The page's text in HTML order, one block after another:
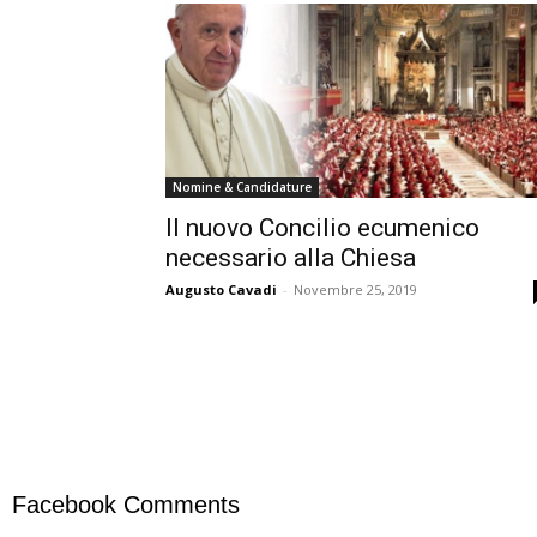
Nomine & Candidature
Il nuovo Concilio ecumenico
necessario alla Chiesa
Augusto Cavadi - Novembre 25, 2019
Facebook Comments